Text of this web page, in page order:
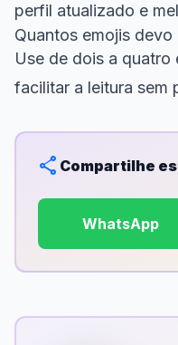
perfil atualizado e
Quantos emojis
Use de dois a quatro
facilitar a leitura sem
share Compartilhe
WhatsApp